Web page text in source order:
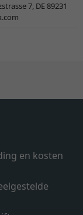
7, DE 89231
en kosten